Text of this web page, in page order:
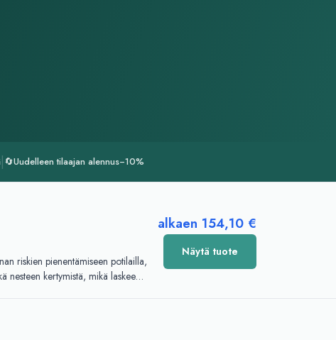
🔄Uudelleen tilaajan alennus−10%
riskien pienentämiseen potilailla,
nesteen kertymistä, mikä laskee
alkaen 154,10 €
Näytä tuote